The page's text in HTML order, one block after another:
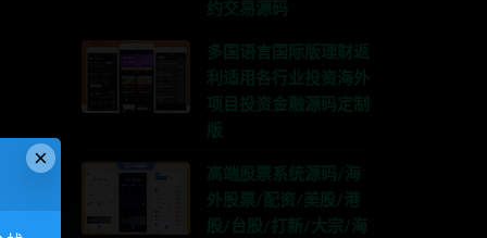
约交易源码
多国语言国际版理财返
利适用各行业投资海外
项目投资金融源码定制
版
高端股票系统源码/海
外股票/配资/美股/港
股/台股/打新/大宗/海
×